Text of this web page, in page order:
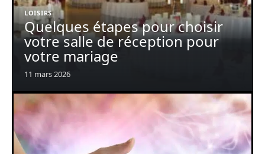
LOISIRS
Quelques étapes pour choisir
votre salle de réception pour
votre mariage
11 mars 2026